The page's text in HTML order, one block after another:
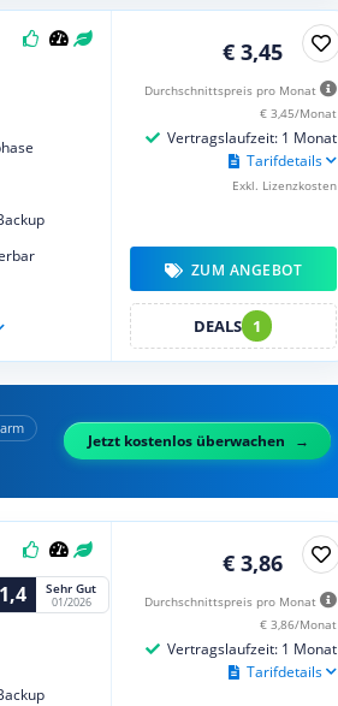
€ 3,45
Durchschnittspreis pro Monat
€ 3,45/Monat
Vertragslaufzeit: 1 Monat
Tarifdetails
Exkl. Lizenzkosten
ZUM ANGEBOT
DEALS 1
Jetzt kostenlos überwachen
1,4 Sehr Gut
01/2026
€ 3,86
Durchschnittspreis pro Monat
€ 3,86/Monat
Vertragslaufzeit: 1 Monat
Tarifdetails